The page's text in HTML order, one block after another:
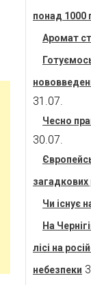
понад 1000
Аромат
31.07.
Чесно
30.07.
загадкових
Чи існує
На
лісі на
небезпеки